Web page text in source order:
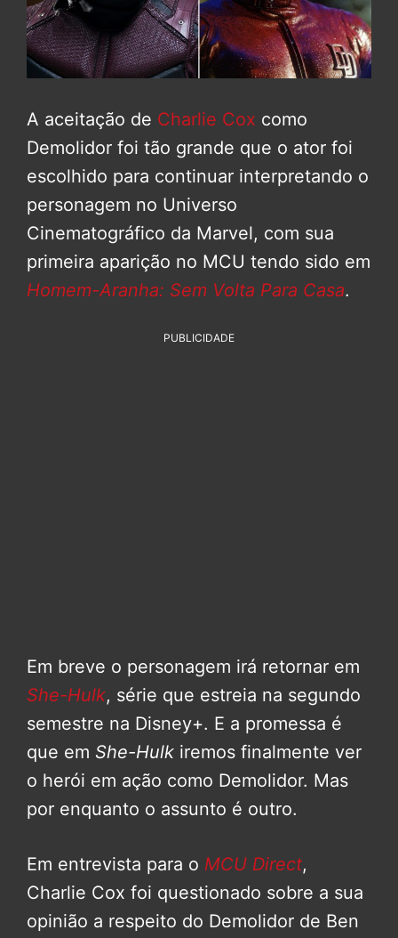
A aceitação de Charlie Cox como
Demolidor foi tão grande que o ator foi
escolhido para continuar interpretando o
personagem no Universo
Cinematográfico da Marvel, com sua
primeira aparição no MCU tendo sido em
Homem-Aranha: Sem Volta Para Casa.
PUBLICIDADE
Em breve o personagem irá retornar em
She-Hulk, série que estreia na segundo
semestre na Disney+. E a promessa é
que em She-Hulk iremos finalmente ver
o herói em ação como Demolidor. Mas
por enquanto o assunto é outro.
Em entrevista para o MCU Direct,
Charlie Cox foi questionado sobre a sua
opinião a respeito do Demolidor de Ben